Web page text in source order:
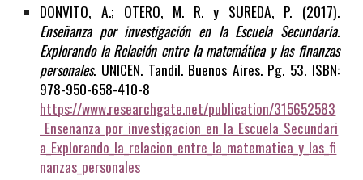
DONVITO, A.; OTERO, M. R. y SUREDA, P. (2017).
Enseñanza por investigación en la Escuela Secundaria.
Explorando la Relación entre la matemática y las finanzas
personales. UNICEN. Tandil. Buenos Aires. Pg. 53. ISBN:
978-950-658-410-8
https://www.researchgate.net/publication/315652583
_Ensenanza_por_investigacion_en_la_Escuela_Secundari
a_Explorando_la_relacion_entre_la_matematica_y_las_fi
nanzas_personales